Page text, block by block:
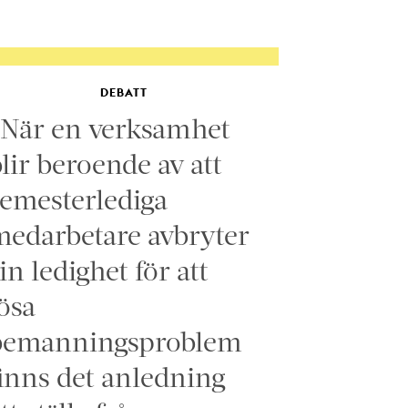
DEBATT
en verksamhet
beroende av att
avbryter
ledighet för att
det anledning